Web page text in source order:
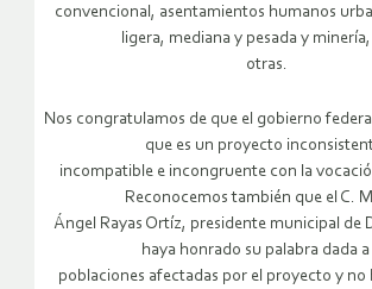
convencional, asentamientos humanos
ligera, mediana y pesada y
otras.
Nos congratulamos de que el gobierno
que es un proyecto
incompatible e incongruente con la
Reconocemos también que el C.
Ángel Rayas Ortíz, presidente municipal de
haya honrado su palabra dada a
poblaciones afectadas por el proyecto y no